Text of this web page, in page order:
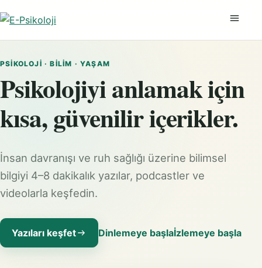
PSIKOLOJI · BILIM · YAŞAM
Psikolojiyi anlamak için
kısa, güvenilir içerikler.
İnsan davranışı ve ruh sağlığı üzerine bilimsel
bilgiyi 4–8 dakikalık yazılar, podcastler ve
videolarla keşfedin.
Yazıları keşfet Dinlemeye başlaİzlemeye başla